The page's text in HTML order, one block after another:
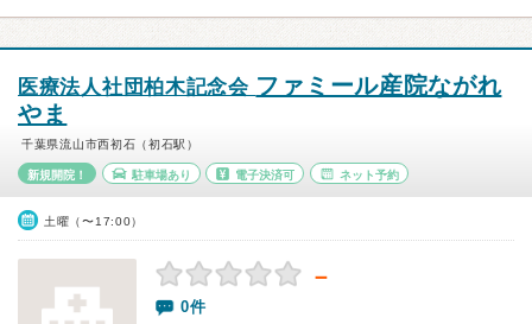
医療法人社団柏木記念会 ファミール産院ながれ
やま
千葉県流山市西初石（初石駅）
新規開院！ 駐車場あり 電子決済可 ネット予約
土曜（〜17:00）
－
0件